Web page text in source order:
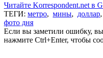
Читайте Korrespondent.net в
ТЕГИ: метро, мины, доллар,
фото дня
Если вы заметили ошибку,
нажмите Ctrl+Enter, чтобы